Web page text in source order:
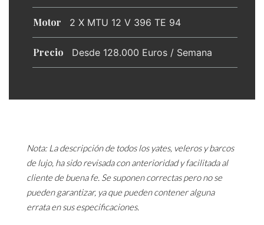
Motor 2 X MTU 12 V 396 TE 94
Precio Desde 128.000 Euros / Semana
Nota: La descripción de todos los yates, veleros y barcos
de lujo, ha sido revisada con anterioridad y facilitada al
cliente de buena fe. Se suponen correctas pero no se
pueden garantizar, ya que pueden contener alguna
errata en sus especificaciones.